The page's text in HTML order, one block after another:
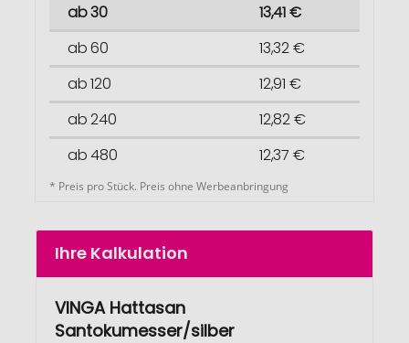
ab 30
13,41 €
ab 60
13,32 €
ab 120
12,91 €
ab 240
12,82 €
ab 480
12,37 €
* Preis pro Stück. Preis ohne Werbeanbringung
Ihre Kalkulation
VINGA Hattasan
Santokumesser/silber